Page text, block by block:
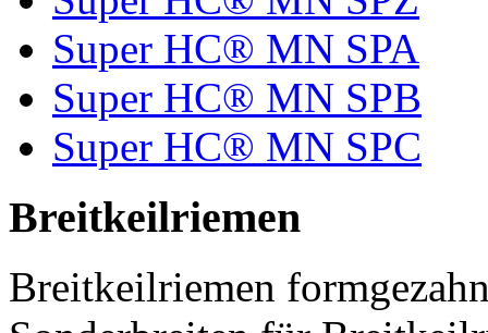
Super HC® MN SPA
Super HC® MN SPB
Super HC® MN SPC
Breitkeilriemen
Breitkeilriemen